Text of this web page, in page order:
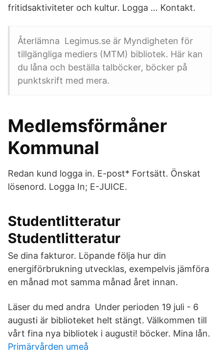
fritidsaktiviteter och kultur. Logga … Kontakt.
Återlämna Legimus.se är Myndigheten för
tillgängliga mediers (MTM) bibliotek. Här kan
du låna och beställa talböcker, böcker på
punktskrift med mera.
Medlemsförmåner
Kommunal
Redan kund logga in. E-post* Fortsätt. Önskat
lösenord. Logga In; E-JUICE.
Studentlitteratur
Studentlitteratur
Se dina fakturor. Löpande följa hur din
energiförbrukning utvecklas, exempelvis jämföra
en månad mot samma månad året innan.
Läser du med andra Under perioden 19 juli - 6
augusti är biblioteket helt stängt. Välkommen till
vårt fina nya bibliotek i augusti! böcker. Mina lån.
Primärvården umeå